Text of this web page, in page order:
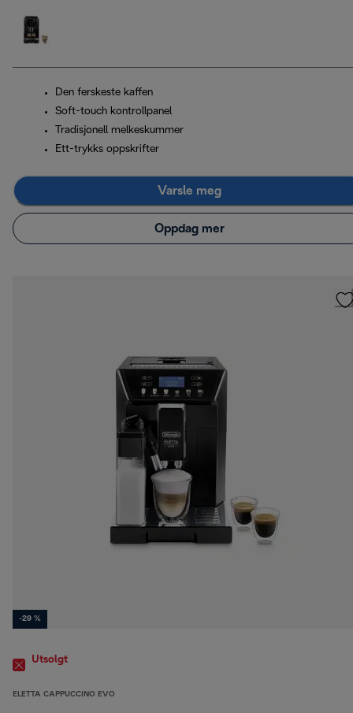
Den ferskeste kaffen
Soft-touch kontrollpanel
Tradisjonell melkeskummer
Ett-trykks oppskrifter
Varsle meg
Oppdag mer
-29 %
Utsolgt
ELETTA CAPPUCCINO EVO